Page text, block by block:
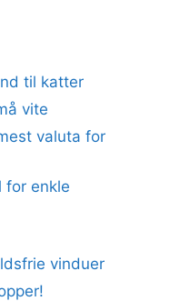
til katter
vite
valuta for
for enkle
vinduer